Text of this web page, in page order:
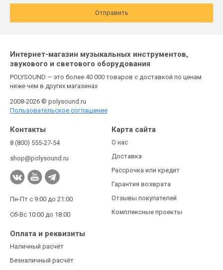
Отправить
Интернет-магазин музыкальных инструментов,
звукового и светового оборудования
POLYSOUND — это более 40 000 товаров с доставкой по ценам
ниже чем в других магазинах
2008-2026 © polysound.ru
Пользовательское соглашение
Контакты
8 (800) 555-27-54
shop@polysound.ru
Пн-Пт с 9:00 до 21:00
Сб-Вс 10:00 до 18:00
Карта сайта
О нас
Доставка
Рассрочка или кредит
Гарантия возврата
Отзывы покупателей
Комплексные проекты
Оплата и реквизиты
Наличный расчёт
Безналичный расчёт